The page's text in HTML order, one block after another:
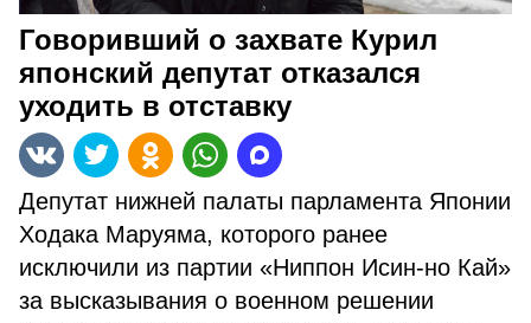
Говоривший о захвате Курил
японский депутат отказался
уходить в отставку
Депутат нижней палаты парламента Японии
Ходака Маруяма, которого ранее
исключили из партии «Ниппон Исин-но Кай»
за высказывания о военном решении